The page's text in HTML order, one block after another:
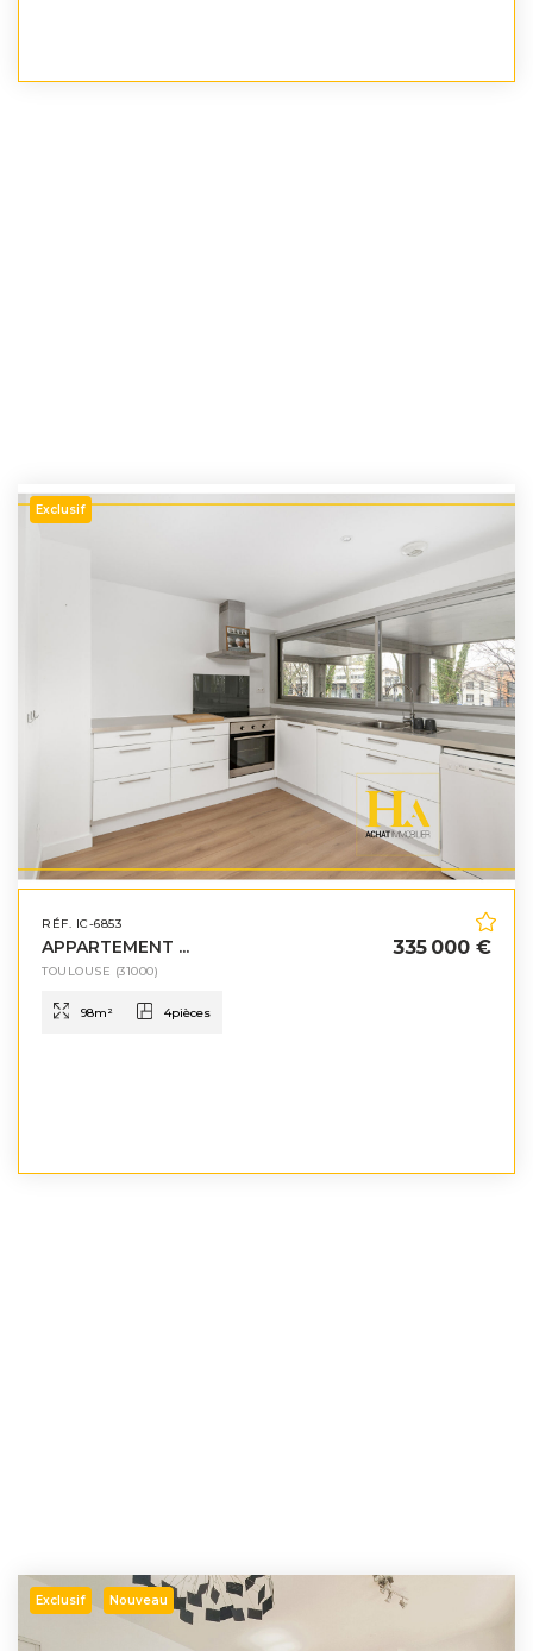
Exclusif
RÉF. IC-6853
APPARTEMENT ...
TOULOUSE (31000)
335 000 €
98m² 4pièces
Exclusif Nouveau